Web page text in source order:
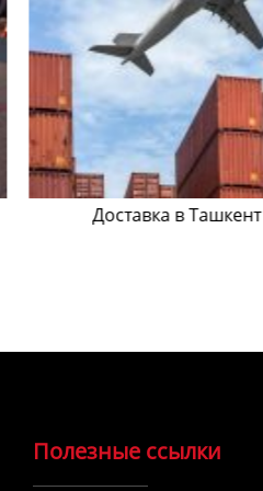
Доставка в Ташкент
Полезные ссылки